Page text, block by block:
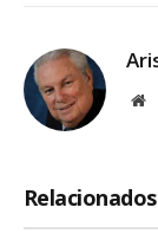
Relacionados